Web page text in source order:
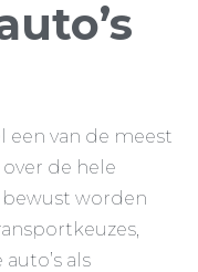
een van de meest
de hele
worden
als